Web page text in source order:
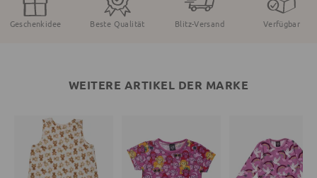
Geschenkidee Beste Qualität Blitz-Versand Verfügbar
WEITERE ARTIKEL DER MARKE